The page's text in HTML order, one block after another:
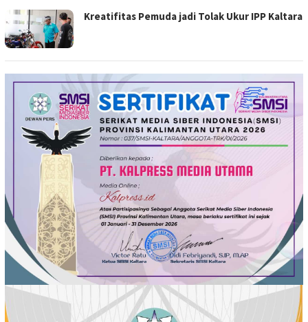
Kreatifitas Pemuda jadi Tolak Ukur IPP Kaltara